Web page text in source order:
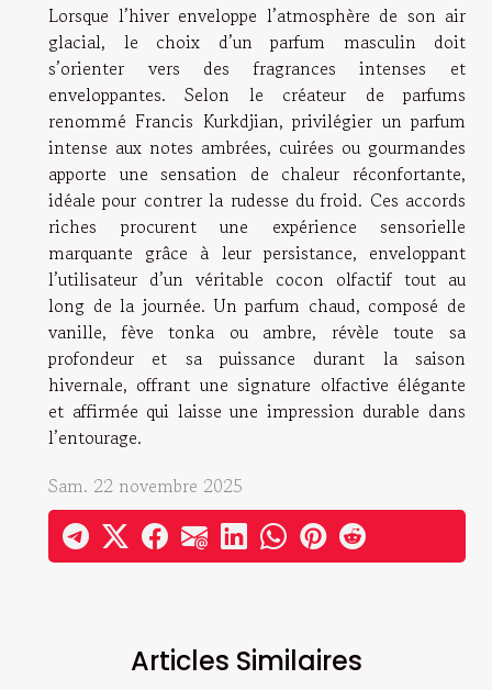
Articles Similaires
Lorsque l’hiver enveloppe l’atmosphère de son air
glacial, le choix d’un parfum masculin doit
s’orienter vers des fragrances intenses et
enveloppantes. Selon le créateur de parfums
renommé Francis Kurkdjian, privilégier un parfum
intense aux notes ambrées, cuirées ou gourmandes
apporte une sensation de chaleur réconfortante,
idéale pour contrer la rudesse du froid. Ces accords
riches procurent une expérience sensorielle
marquante grâce à leur persistance, enveloppant
l’utilisateur d’un véritable cocon olfactif tout au
long de la journée. Un parfum chaud, composé de
vanille, fève tonka ou ambre, révèle toute sa
profondeur et sa puissance durant la saison
hivernale, offrant une signature olfactive élégante
et affirmée qui laisse une impression durable dans
l’entourage.
Sam. 22 novembre 2025